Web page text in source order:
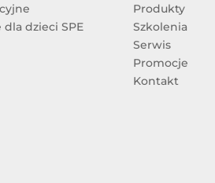
dla dzieci SPE
Produkty
Szkolenia
Serwis
Promocje
Kontakt